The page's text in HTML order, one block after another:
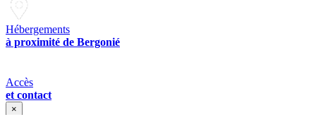
Hébergements
à proximité de Bergonié
Accès
et contact
×